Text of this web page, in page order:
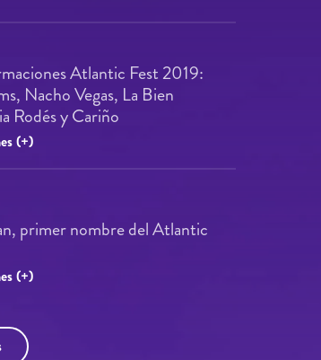
Atlantic Fest 2019:
Nacho Vegas, La Bien
Rodés y Cariño
(+)
primer nombre del Atlantic
(+)